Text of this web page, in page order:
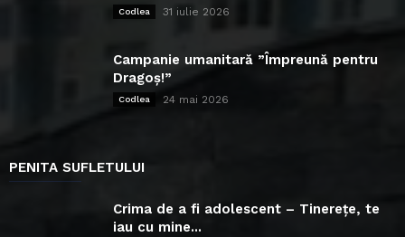
Codlea 31 iulie 2026
Campanie umanitară ”Împreună pentru
Dragoș!”
Codlea 24 mai 2026
PENITA SUFLETULUI
Crima de a fi adolescent – Tinerețe, te
iau cu mine...